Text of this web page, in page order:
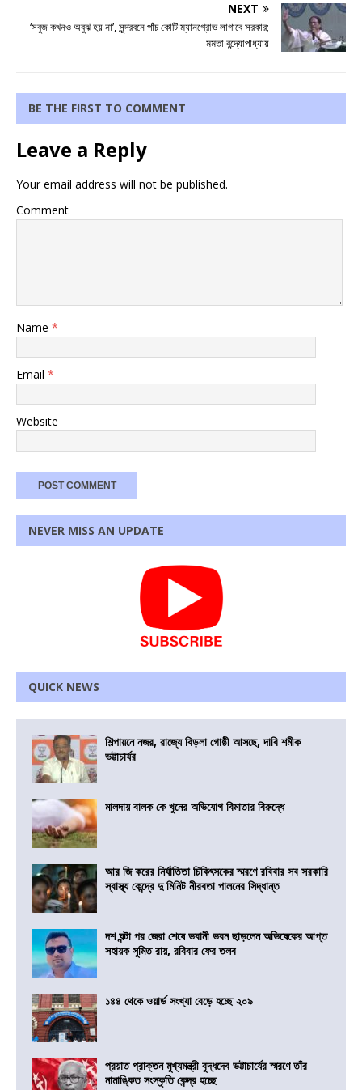
NEXT
‘সবুজ কখনও অবুঝ হয় না’, সুন্দরবনে পাঁচ কোটি ম্যানগ্রোভ লাগাবে সরকার;
মমতা বন্দ্যোপাধ্যায়
BE THE FIRST TO COMMENT
Leave a Reply
Your email address will not be published.
Comment
Name *
Email *
Website
NEVER MISS AN UPDATE
QUICK NEWS
শিল্পায়নে নজর, রাজ্যে বিড়লা গোষ্ঠী আসছে, দাবি শমীক
ভট্টাচার্যর
মালদায় বালক কে খুনের অভিযোগ বিমাতার বিরুদ্ধে
আর জি করের নির্যাতিতা চিকিৎসকের স্মরণে রবিবার সব সরকারি
স্বাস্থ্য কেন্দ্রে দু মিনিট নীরবতা পালনের সিদ্ধান্ত
দশ ঘন্টা পর জেরা শেষে ভবানী ভবন ছাড়লেন অভিষেকের আপ্ত
সহায়ক সুমিত রায়, রবিবার ফের তলব
১৪৪ থেকে ওয়ার্ড সংখ্যা বেড়ে হচ্ছে ২০৯
প্রয়াত প্রাক্তন মুখ্যমন্ত্রী বুদ্ধদেব ভট্টাচার্যের স্মরণে তাঁর
নামাঙ্কিত সংস্কৃতি কেন্দ্র হচ্ছে